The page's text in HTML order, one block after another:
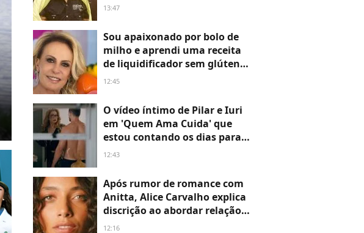
a um serial killer que
anos 2000
13:47
Sou apaixonado por bolo de
milho e aprendi uma receita
de liquidificador sem glúten e
cremosa com Ana Maria
ingredientes
12:45
O vídeo íntimo de Pilar e Iuri
em 'Quem Ama Cuida' que
estou contando os dias para
assistir: cena explosiva
e filha
12:43
Após rumor de romance com
Anitta, Alice Carvalho explica
discrição ao abordar relação
'de CPF para CPF': 'A minha
12:16